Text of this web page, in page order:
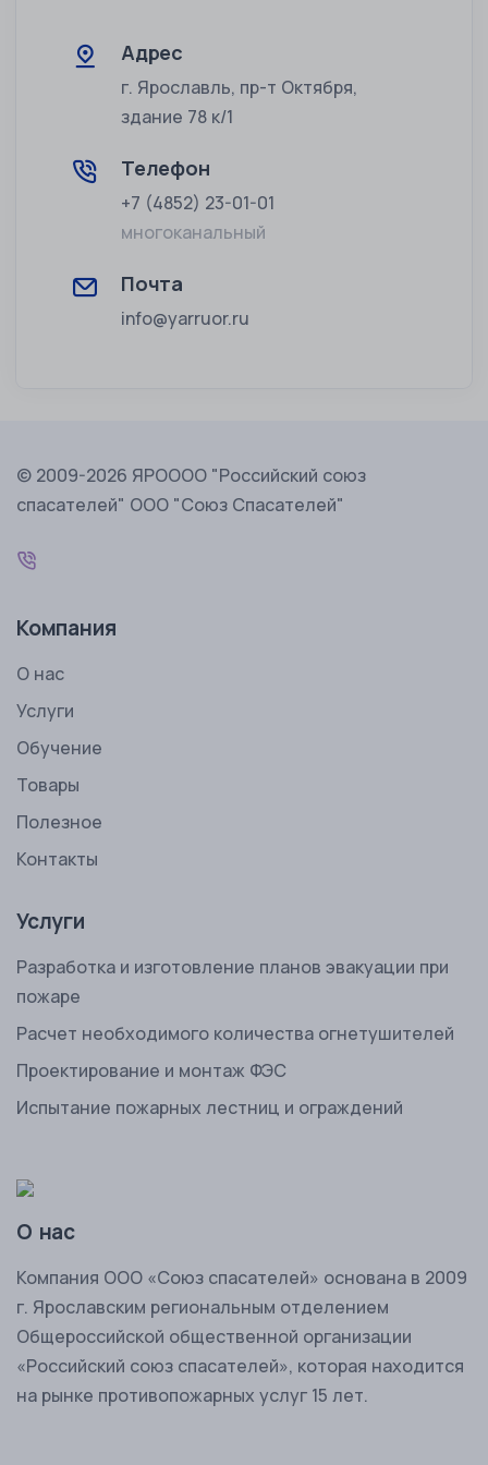
Адрес
г. Ярославль, пр-т Октября,
здание 78 к/1
Телефон
+7 (4852) 23-01-01
многоканальный
Почта
info@yarruor.ru
© 2009-2026 ЯРОООО "Российский союз
спасателей" ООО "Союз Спасателей"
Компания
О нас
Услуги
Обучение
Товары
Полезное
Контакты
Услуги
Разработка и изготовление планов эвакуации при
пожаре
Расчет необходимого количества огнетушителей
Проектирование и монтаж ФЭС
Испытание пожарных лестниц и ограждений
О нас
Компания ООО «Союз спасателей» основана в 2009
г. Ярославским региональным отделением
Общероссийской общественной организации
«Российский союз спасателей», которая находится
на рынке противопожарных услуг 15 лет.